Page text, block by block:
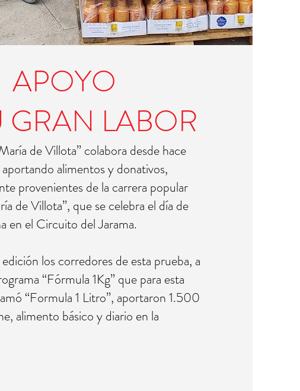
GRAN LABOR
de Villota” colabora desde hace
alimentos y donativos,
provenientes de la carrera popular
de Villota”, que se celebra el día de
en el Circuito del Jarama.
los corredores de esta prueba, a
“Fórmula 1Kg” que para esta
“Formula 1 Litro”, aportaron 1.500
alimento básico y diario en la